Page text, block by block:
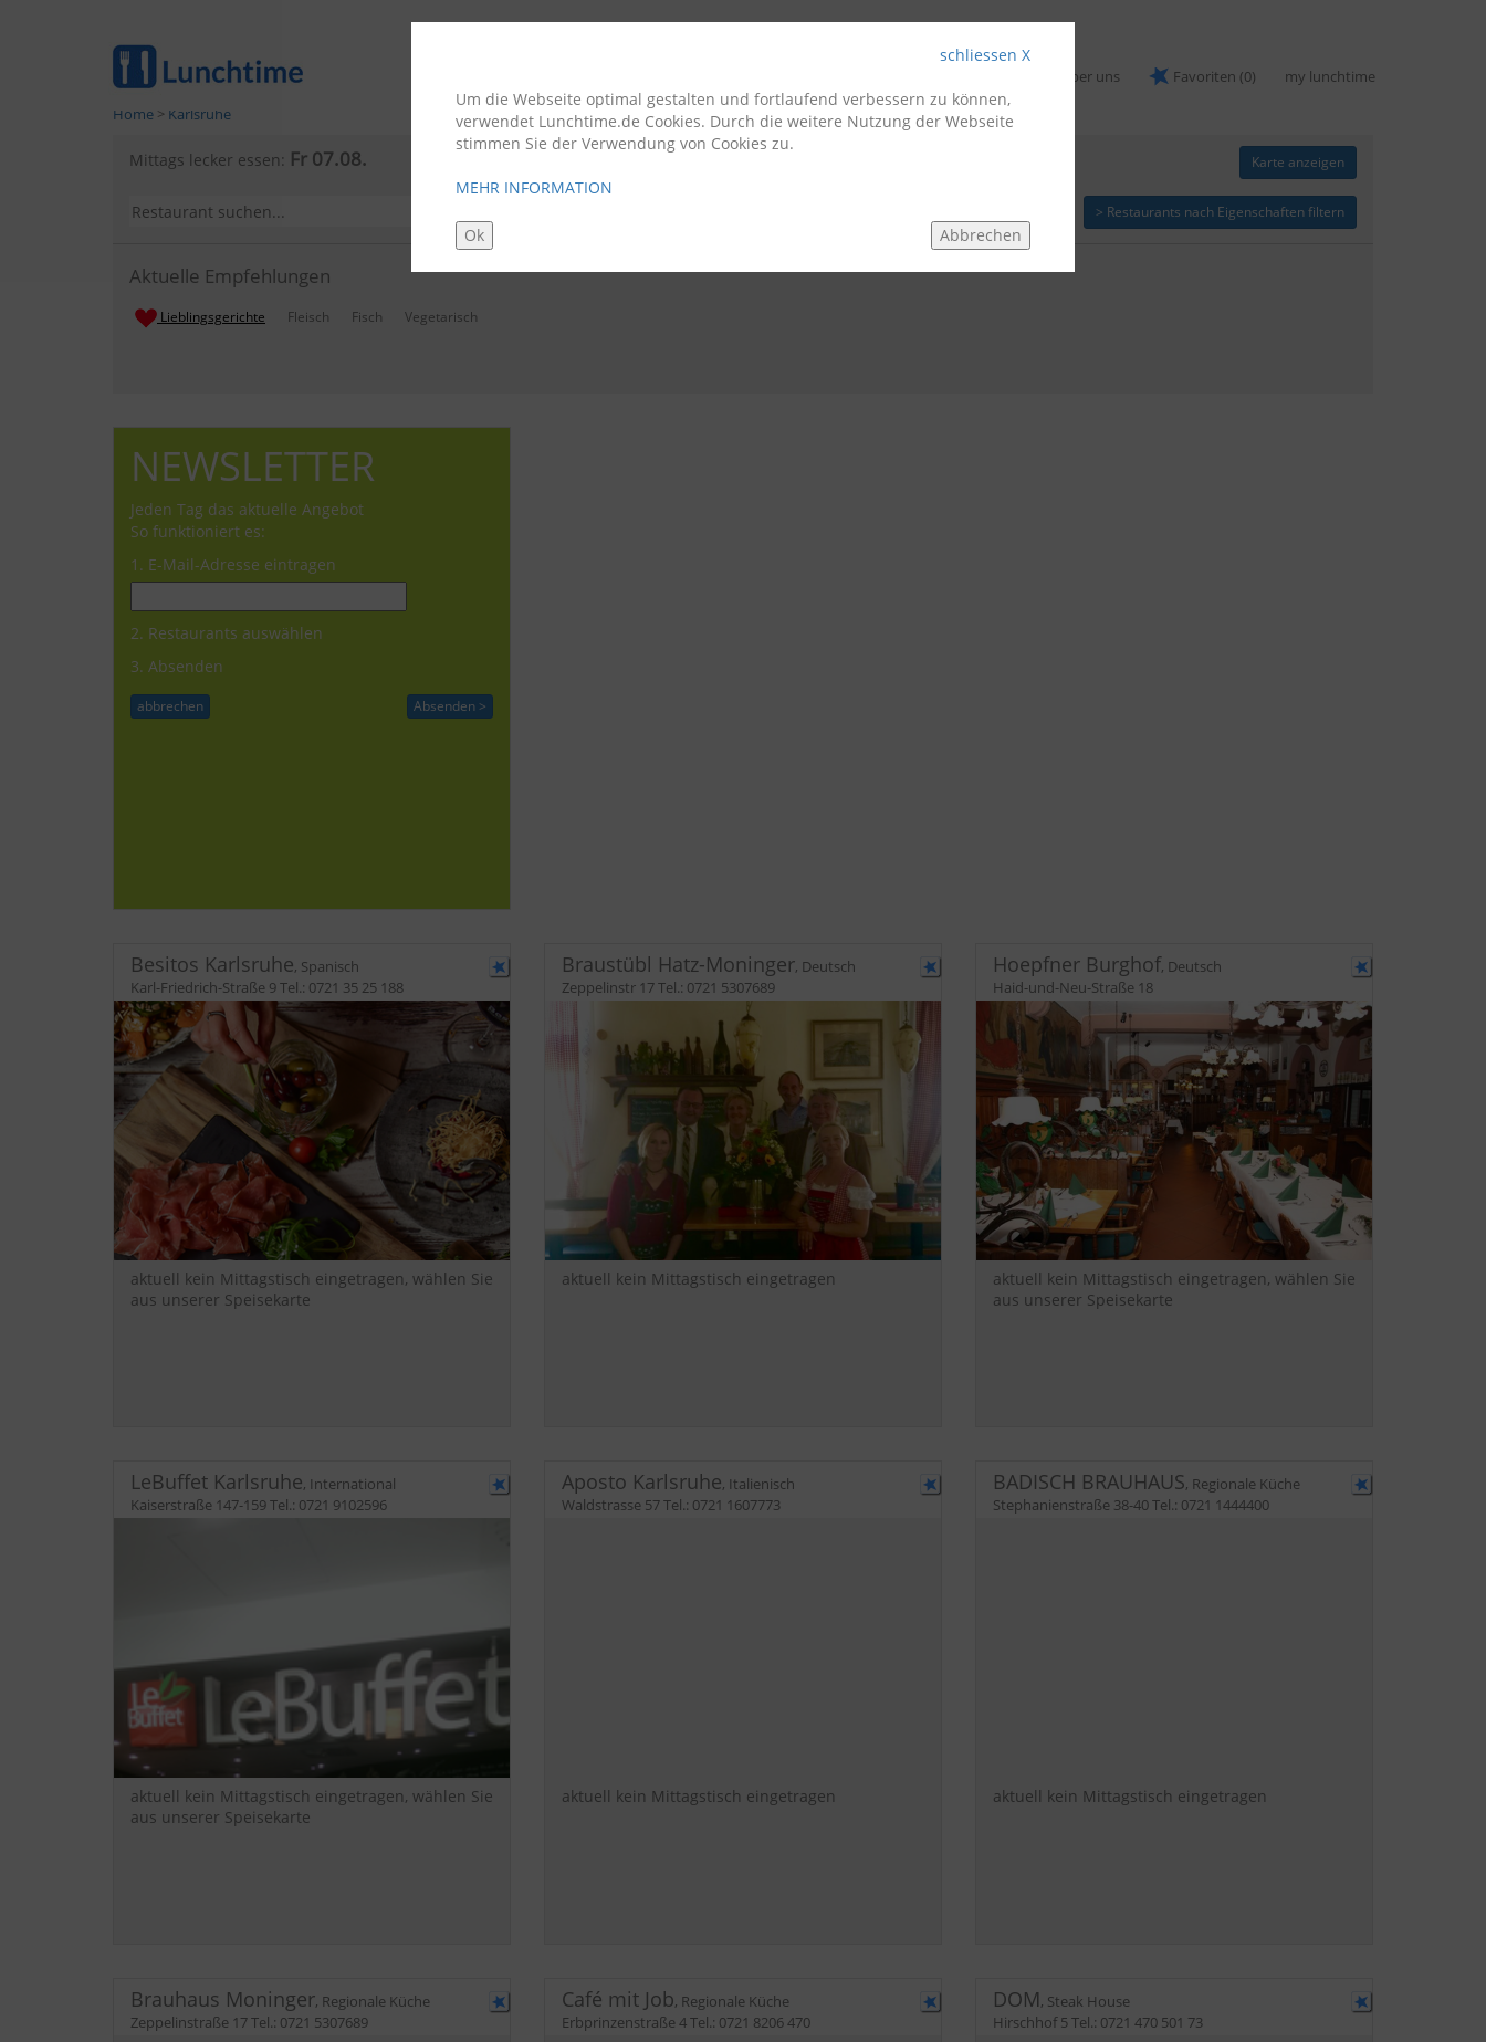
schliessen X
Um die Webseite optimal gestalten und fortlaufend verbessern zu können,
verwendet Lunchtime.de Cookies. Durch die weitere Nutzung der Webseite
stimmen Sie der Verwendung von Cookies zu.
MEHR INFORMATION
Ok Abbrechen
Über uns Favoriten (0)
my lunchtime
Home > Karlsruhe
Mittags lecker essen: Fr 07.08. Karte anzeigen
> Restaurants nach Eigenschaften filtern
Aktuelle Empfehlungen
Lieblingsgerichte Fleisch Fisch Vegetarisch
NEWSLETTER
Jeden Tag das aktuelle Angebot
So funktioniert es:
1. E-Mail-Adresse eintragen
2. Restaurants auswählen
3. Absenden
Besitos Karlsruhe, Spanisch
Karl-Friedrich-Straße 9Tel.: 0721 35 25 188
aktuell kein Mittagstisch eingetragen, wählen Sie
aus unserer Speisekarte
Braustübl Hatz-Moninger, Deutsch
Zeppelinstr 17Tel.: 0721 5307689
aktuell kein Mittagstisch eingetragen
Hoepfner Burghof, Deutsch
Haid-und-Neu-Straße 18
aktuell kein Mittagstisch eingetragen, wählen Sie
aus unserer Speisekarte
LeBuffet Karlsruhe, International
Kaiserstraße 147-159Tel.: 0721 9102596
aktuell kein Mittagstisch eingetragen, wählen Sie
aus unserer Speisekarte
Aposto Karlsruhe, Italienisch
Waldstrasse 57Tel.: 0721 1607773
aktuell kein Mittagstisch eingetragen
BADISCH BRAUHAUS, Regionale Küche
Stephanienstraße 38-40Tel.: 0721 1444400
aktuell kein Mittagstisch eingetragen
Brauhaus Moninger, Regionale Küche
Zeppelinstraße 17Tel.: 0721 5307689
Café mit Job, Regionale Küche
Erbprinzenstraße 4Tel.: 0721 8206 470
DOM, Steak House
Hirschhof 5Tel.: 0721 470 501 73